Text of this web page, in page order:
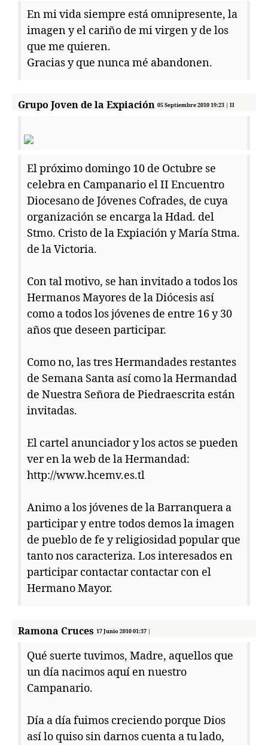
En mi vida siempre está omnipresente, la
imagen y el cariño de mi virgen y de los
que me quieren.
Gracias y que nunca mé abandonen.
Grupo Joven de la Expiación 05 Septiembre 2010 19:23 | II
El próximo domingo 10 de Octubre se
celebra en Campanario el II Encuentro
Diocesano de Jóvenes Cofrades, de cuya
organización se encarga la Hdad. del
Stmo. Cristo de la Expiación y María Stma.
de la Victoria.
Con tal motivo, se han invitado a todos los
Hermanos Mayores de la Diócesis así
como a todos los jóvenes de entre 16 y 30
años que deseen participar.
Como no, las tres Hermandades restantes
de Semana Santa así como la Hermandad
de Nuestra Señora de Piedraescrita están
invitadas.
El cartel anunciador y los actos se pueden
ver en la web de la Hermandad:
http://www.hcemv.es.tl
Animo a los jóvenes de la Barranquera a
participar y entre todos demos la imagen
de pueblo de fe y religiosidad popular que
tanto nos caracteriza. Los interesados en
participar contactar contactar con el
Hermano Mayor.
Ramona Cruces 17 Junio 2010 01:37 |
Qué suerte tuvimos, Madre, aquellos que
un día nacimos aquí en nuestro
Campanario.
Día a día fuimos creciendo porque Dios
así lo quiso sin darnos cuenta a tu lado,